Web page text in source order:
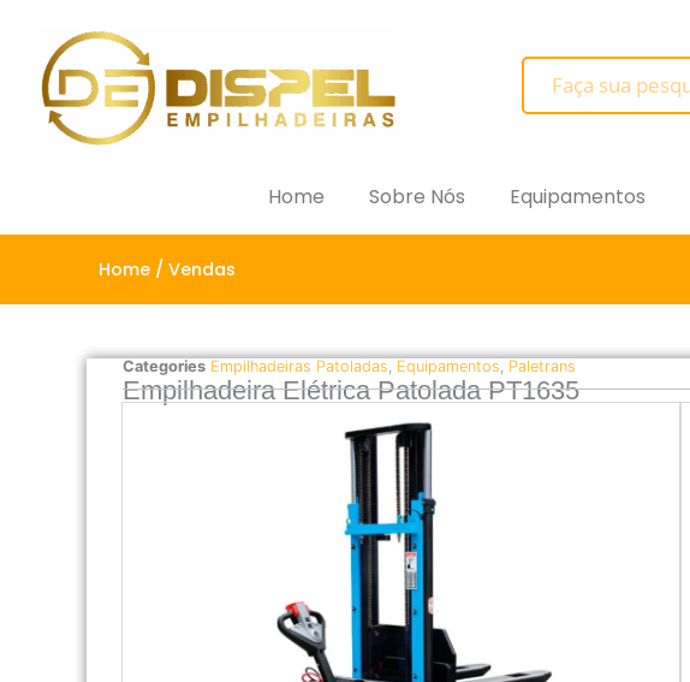
Home Sobre Nós Equipamentos
Home / Vendas
Empilhadeira Elétrica Patolada PT1635
Categories Empilhadeiras Patoladas, Equipamentos, Paletrans